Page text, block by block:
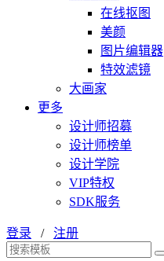
在线抠图
美颜
图片编辑器
特效滤镜
大画家
更多
设计师招募
设计师榜单
设计学院
VIP特权
SDK服务
登录 / 注册